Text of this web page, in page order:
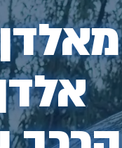
אלדן
-